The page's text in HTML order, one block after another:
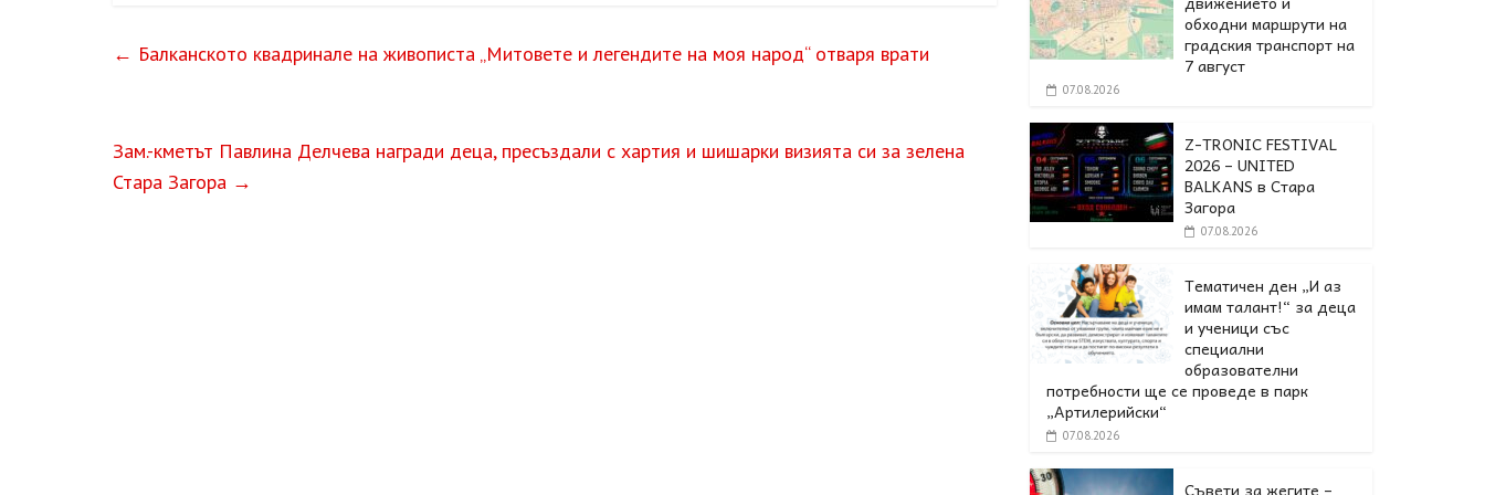
← Балканското квадринале на живописта „Митовете и легендите на моя народ“ отваря врати
Зам.-кметът Павлина Делчева награди деца, пресъздали с хартия и шишарки визията си за зелена
Стара Загора →
обходни маршрути на
градския транспорт на
7 август
07.08.2026
Z-TRONIC FESTIVAL
2026 – UNITED
BALKANS в Стара
Загора
07.08.2026
Тематичен ден „И аз
имам талант!“ за деца
и ученици със
специални
образователни
потребности ще се проведе в парк
„Артилерийски“
07.08.2026
Съвети за жегите –